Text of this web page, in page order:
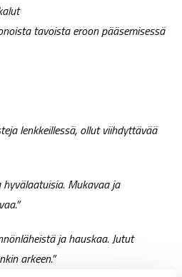
tavoista eroon pääsemisessä
lenkkeillessä, ollut viihdyttävää
Mukavaa ja
ja hauskaa. Jutut
arkeen.”